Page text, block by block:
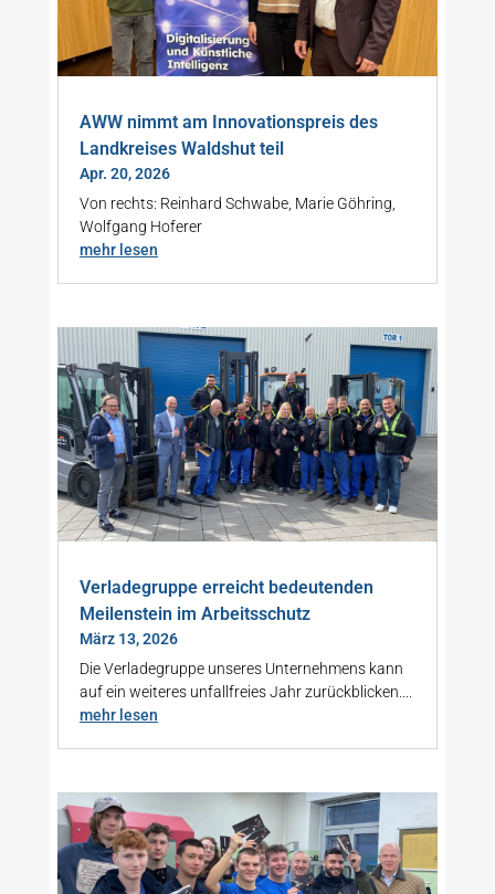
AWW nimmt am Innovationspreis des
Landkreises Waldshut teil
Apr. 20, 2026
Von rechts: Reinhard Schwabe, Marie Göhring,
Wolfgang Hoferer
mehr lesen
Verladegruppe erreicht bedeutenden
Meilenstein im Arbeitsschutz
März 13, 2026
Die Verladegruppe unseres Unternehmens kann
auf ein weiteres unfallfreies Jahr zurückblicken....
mehr lesen